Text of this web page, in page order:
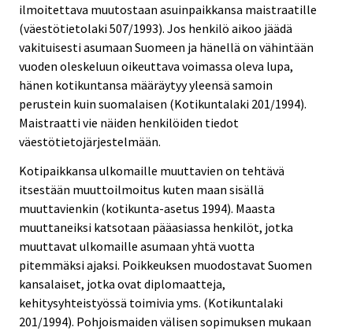
ilmoitettava muutostaan asuinpaikkansa maistraatille
(väestötietolaki 507/1993). Jos henkilö aikoo jäädä
vakituisesti asumaan Suomeen ja hänellä on vähintään
vuoden oleskeluun oikeuttava voimassa oleva lupa,
hänen kotikuntansa määräytyy yleensä samoin
perustein kuin suomalaisen (Kotikuntalaki 201/1994).
Maistraatti vie näiden henkilöiden tiedot
väestötietojärjestelmään.
Kotipaikkansa ulkomaille muuttavien on tehtävä
itsestään muuttoilmoitus kuten maan sisällä
muuttavienkin (kotikunta-asetus 1994). Maasta
muuttaneiksi katsotaan pääasiassa henkilöt, jotka
muuttavat ulkomaille asumaan yhtä vuotta
pitemmäksi ajaksi. Poikkeuksen muodostavat Suomen
kansalaiset, jotka ovat diplomaatteja,
kehitysyhteistyössä toimivia yms. (Kotikuntalaki
201/1994). Pohjoismaiden välisen sopimuksen mukaan